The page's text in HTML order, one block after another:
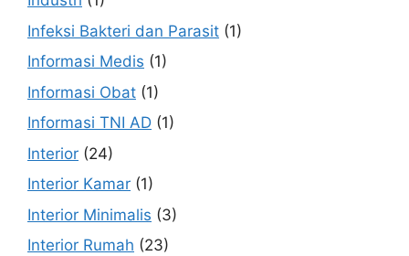
Infeksi Bakteri dan Parasit (1)
Informasi Medis (1)
Informasi Obat (1)
Informasi TNI AD (1)
Interior (24)
Interior Kamar (1)
Interior Minimalis (3)
Interior Rumah (23)